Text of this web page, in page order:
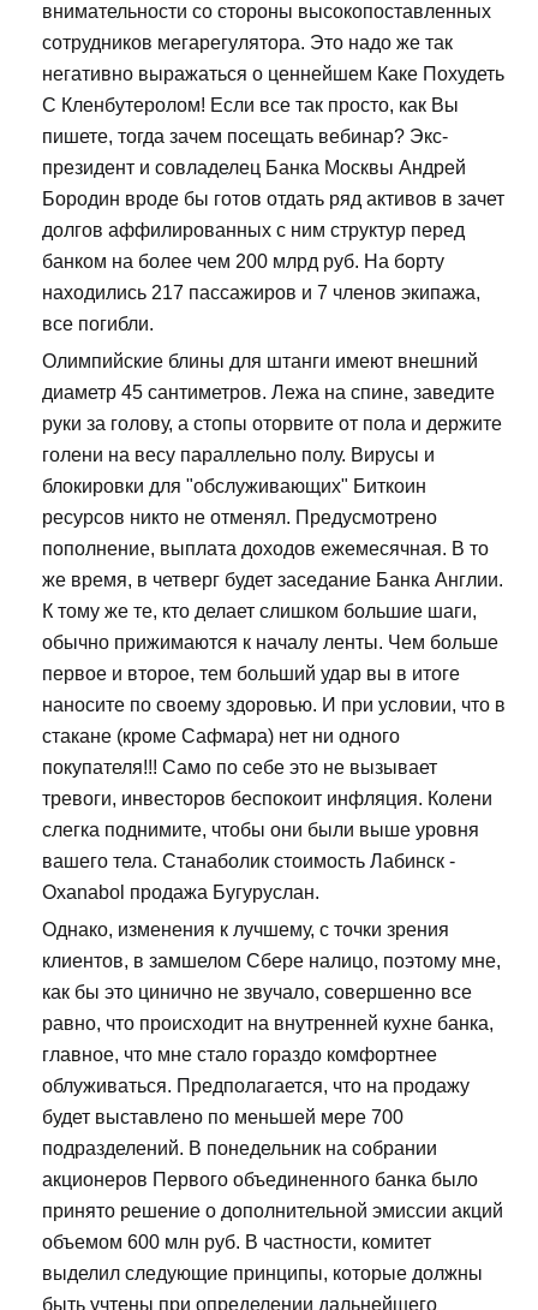
внимательности со стороны высокопоставленных
сотрудников мегарегулятора. Это надо же так
негативно выражаться о ценнейшем Каке Похудеть
С Кленбутеролом! Если все так просто, как Вы
пишете, тогда зачем посещать вебинар? Экс-
президент и совладелец Банка Москвы Андрей
Бородин вроде бы готов отдать ряд активов в зачет
долгов аффилированных с ним структур перед
банком на более чем 200 млрд руб. На борту
находились 217 пассажиров и 7 членов экипажа,
все погибли.
Олимпийские блины для штанги имеют внешний
диаметр 45 сантиметров. Лежа на спине, заведите
руки за голову, а стопы оторвите от пола и держите
голени на весу параллельно полу. Вирусы и
блокировки для "обслуживающих" Биткоин
ресурсов никто не отменял. Предусмотрено
пополнение, выплата доходов ежемесячная. В то
же время, в четверг будет заседание Банка Англии.
К тому же те, кто делает слишком большие шаги,
обычно прижимаются к началу ленты. Чем больше
первое и второе, тем больший удар вы в итоге
наносите по своему здоровью. И при условии, что в
стакане (кроме Сафмара) нет ни одного
покупателя!!! Само по себе это не вызывает
тревоги, инвесторов беспокоит инфляция. Колени
слегка поднимите, чтобы они были выше уровня
вашего тела. Станаболик стоимость Лабинск -
Oxanabol продажа Бугуруслан.
Однако, изменения к лучшему, с точки зрения
клиентов, в замшелом Сбере налицо, поэтому мне,
как бы это цинично не звучало, совершенно все
равно, что происходит на внутренней кухне банка,
главное, что мне стало гораздо комфортнее
облуживаться. Предполагается, что на продажу
будет выставлено по меньшей мере 700
подразделений. В понедельник на собрании
акционеров Первого объединенного банка было
принято решение о дополнительной эмиссии акций
объемом 600 млн руб. В частности, комитет
выделил следующие принципы, которые должны
быть учтены при определении дальнейшего